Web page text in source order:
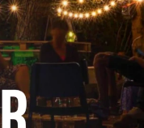
serveren wat
peterselie over.